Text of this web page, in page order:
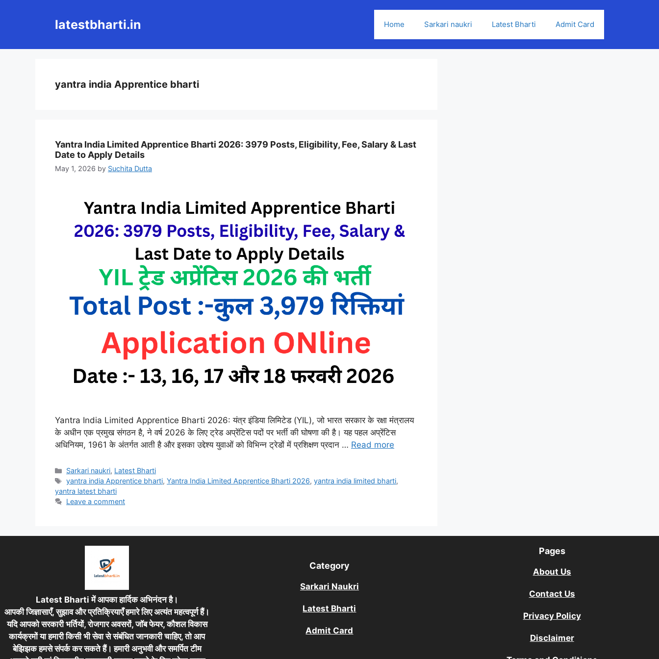
latestbharti.in Home Sarkari naukri Latest Bharti Admit Card
yantra india Apprentice bharti
Yantra India Limited Apprentice Bharti 2026: 3979 Posts, Eligibility, Fee, Salary & Last
Date to Apply Details
May 1, 2026 by Suchita Dutta
Yantra India Limited Apprentice Bharti 2026: यंत्र इंडिया लिमिटेड (YIL), जो भारत सरकार के रक्षा मंत्रालय
के अधीन एक प्रमुख संगठन है, ने वर्ष 2026 के लिए ट्रेड अप्रेंटिस पदों पर भर्ती की घोषणा की है। यह पहल अप्रेंटिस
अधिनियम, 1961 के अंतर्गत आती है और इसका उद्देश्य युवाओं को विभिन्न ट्रेडों में प्रशिक्षण प्रदान … Read more
Categories
Sarkari naukri, Latest Bharti
Tags
yantra india Apprentice bharti,Yantra India Limited Apprentice Bharti 2026,yantra india limited bharti,
yantra latest bharti
Leave a comment
Latest Bharti में आपका हार्दिक अभिनंदन है।
आपकी जिज्ञासाएँ, सुझाव और प्रतिक्रियाएँ हमारे लिए अत्यंत महत्वपूर्ण हैं।
यदि आपको सरकारी भर्तियों, रोजगार अवसरों, जॉब फेयर, कौशल विकास
कार्यक्रमों या हमारी किसी भी सेवा से संबंधित जानकारी चाहिए, तो आप
बेझिझक हमसे संपर्क कर सकते हैं। हमारी अनुभवी और समर्पित टीम
Category
Sarkari Naukri
Latest Bharti
Admit Card
Pages
About Us
Contact Us
Privacy Policy
Disclaimer